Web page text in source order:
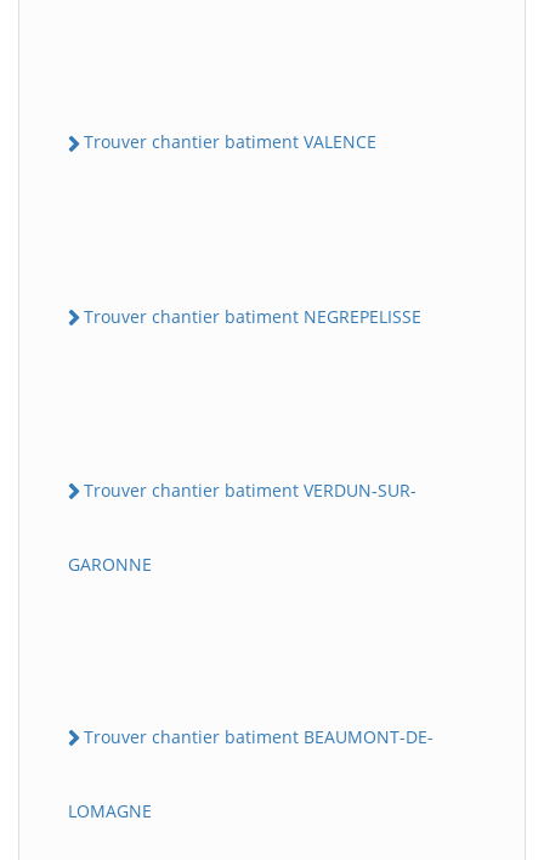
Trouver chantier batiment VALENCE
Trouver chantier batiment NEGREPELISSE
Trouver chantier batiment VERDUN-SUR-
GARONNE
Trouver chantier batiment BEAUMONT-DE-
LOMAGNE